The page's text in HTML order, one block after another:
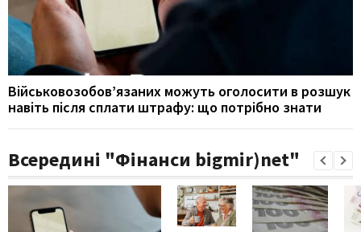
Військовозобов’язаних можуть оголосити в розшук
навіть після сплати штрафу: що потрібно знати
Всередині "Фінанси bigmir)net"